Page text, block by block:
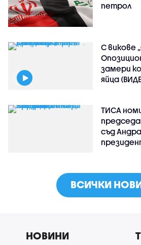
петрол
С викове
замери
яйца
ТИСА
съд
ВСИЧКИ
НОВИНИ